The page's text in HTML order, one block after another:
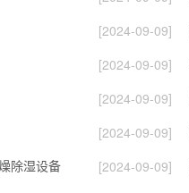
[2024-09-09]
[2024-09-09]
[2024-09-09]
[2024-09-09]
除湿设备
[2024-09-09]